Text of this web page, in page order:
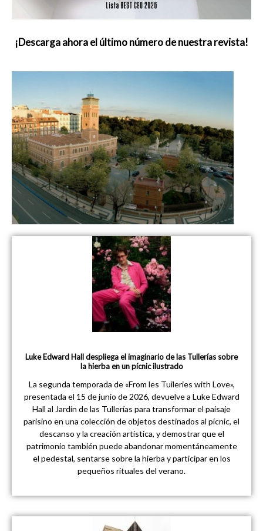
¡Descarga ahora el último número de nuestra revista!
Luke Edward Hall despliega el imaginario de las Tullerías sobre
la hierba en un pícnic ilustrado
La segunda temporada de «From les Tuileries with Love»,
presentada el 15 de junio de 2026, devuelve a Luke Edward
Hall al Jardín de las Tullerías para transformar el paisaje
parisino en una colección de objetos destinados al pícnic, el
descanso y la creación artística, y demostrar que el
patrimonio también puede abandonar momentáneamente
el pedestal, sentarse sobre la hierba y participar en los
pequeños rituales del verano.